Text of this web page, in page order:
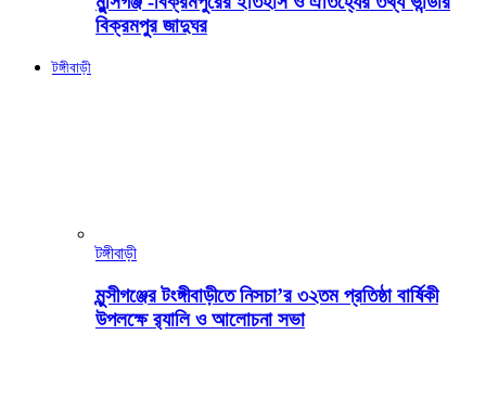
বিক্রমপুর জাদুঘর
টঙ্গীবাড়ী
টঙ্গীবাড়ী
মুন্সীগঞ্জের টংঙ্গীবাড়ীতে নিসচা’র ৩২তম প্রতিষ্ঠা বার্ষিকী
উপলক্ষে র‍্যালি ও আলোচনা সভা